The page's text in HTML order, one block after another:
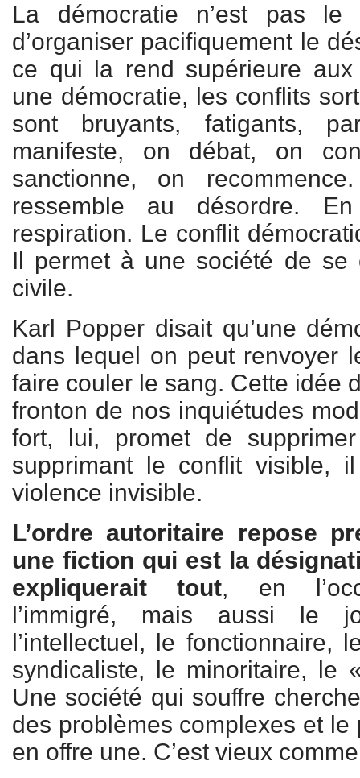
La démocratie n’est pas le
d’organiser pacifiquement le
ce qui la rend supérieure
une démocratie, les conflits
sont bruyants, fatigants,
manifeste, on débat, on
sanctionne, on
ressemble au désordre.
respiration. Le conflit
Il permet à une société de se
civile.
Karl Popper disait qu’une
dans lequel on peut renvoyer
faire couler le sang. Cette idée
fronton de nos inquiétudes
fort, lui, promet de
supprimant le conflit visible,
violence invisible.
L’ordre autoritaire repose
une fiction qui est la
expliquerait tout, en
l’immigré, mais aussi le
l’intellectuel, le fonctionnaire,
syndicaliste, le minoritaire, le
Une société qui souffre
des problèmes complexes et
en offre une. C’est vieux